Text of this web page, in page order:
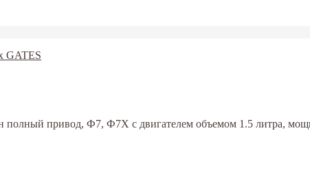
привод, Ф7, Ф7Х с двигателем объемом 1.5 литра,